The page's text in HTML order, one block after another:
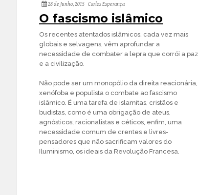
28 de Junho, 2015 Carlos Esperança
O fascismo islâmico
Os recentes atentados islâmicos, cada vez mais
globais e selvagens, vêm aprofundar a
necessidade de combater a lepra que corrói a paz
e a civilização.
Não pode ser um monopólio da direita reacionária,
xenófoba e populista o combate ao fascismo
islâmico. É uma tarefa de islamitas, cristãos e
budistas, como é uma obrigação de ateus,
agnósticos, racionalistas e céticos, enfim, uma
necessidade comum de crentes e livres-
pensadores que não sacrificam valores do
Iluminismo, os ideais da Revolução Francesa.